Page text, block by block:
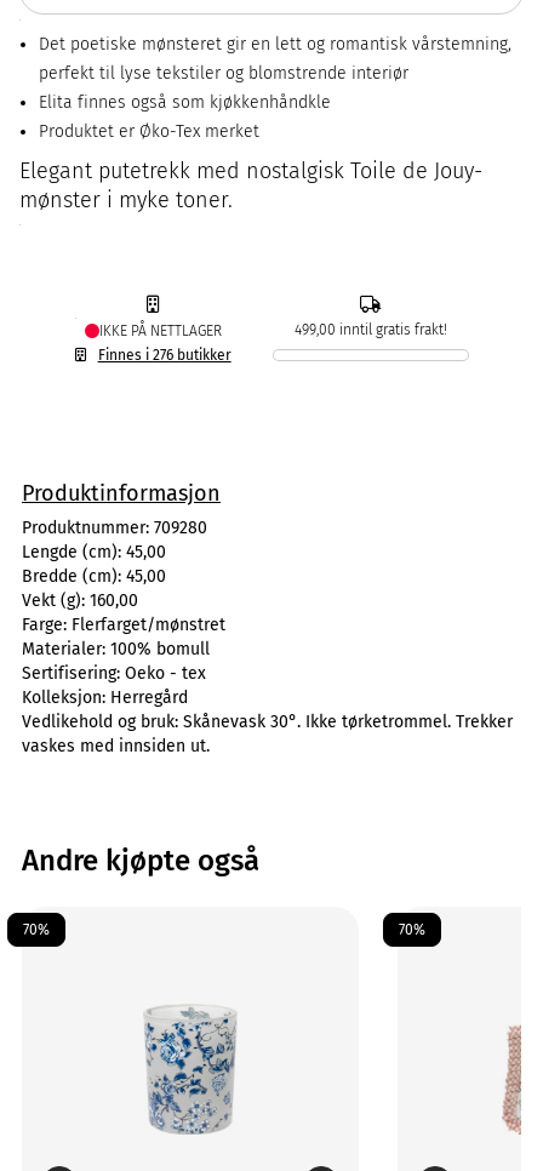
Det poetiske mønsteret gir en lett og romantisk vårstemning,
perfekt til lyse tekstiler og blomstrende interiør
Elita finnes også som kjøkkenhåndkle
Produktet er Øko-Tex merket
Elegant putetrekk med nostalgisk Toile de Jouy-
mønster i myke toner.
IKKE PÅ NETTLAGER
Finnes i 276 butikker
499,00 inntil gratis frakt!
Produktinformasjon
Produktnummer: 709280
Lengde (cm): 45,00
Bredde (cm): 45,00
Vekt (g): 160,00
Farge: Flerfarget/mønstret
Materialer: 100% bomull
Sertifisering: Oeko - tex
Kolleksjon: Herregård
Vedlikehold og bruk: Skånevask 30°. Ikke tørketrommel. Trekker
vaskes med innsiden ut.
Andre kjøpte også
70% 70%